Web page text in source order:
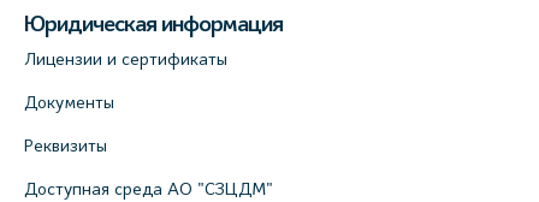
В.О., д.5 (официальный партнёр)
+7 (812) 565-11-12
На карте
Юридическая информация
Лицензии и сертификаты
Документы
Реквизиты
Доступная среда АО "СЗЦДМ"